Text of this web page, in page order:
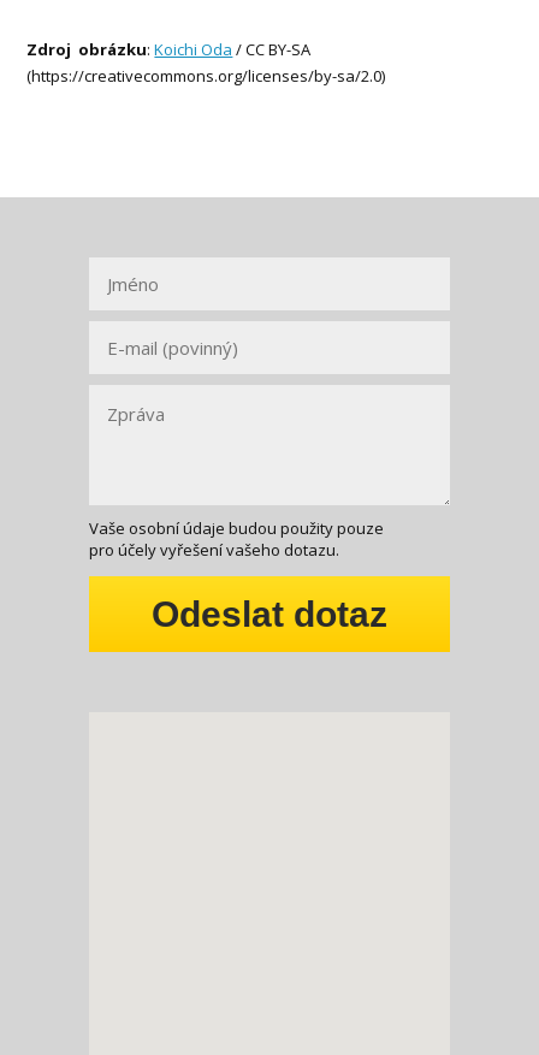
Zdroj obrázku:Koichi Oda / CC BY-SA
(https://creativecommons.org/licenses/by-sa/2.0)
Vaše osobní údaje budou použity pouze
pro účely vyřešení vašeho dotazu.
Odeslat dotaz